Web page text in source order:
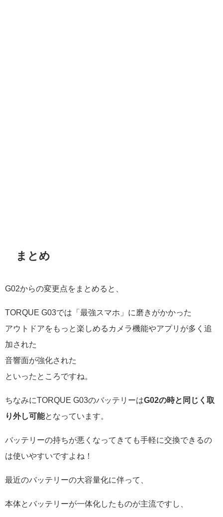
まとめ
G02からの変更点をまとめると、
TORQUE G03では「最強スマホ」に磨きがかかった
アウトドアをもっと楽しめるカメラ機能やアプリが多く追
加された
音響面が強化された
といったところですね。
ちなみにTORQUE G03のバッテリーはG02の時と同じく取
り外し可能となっています。
バッテリーの持ちが悪くなってきても手軽に交換できるの
は使いやすいですよね！
最近のバッテリーの大容量化に伴って、
本体とバッテリーが一体化したものが主流ですし、